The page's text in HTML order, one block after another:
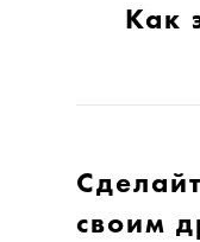
Как
своим